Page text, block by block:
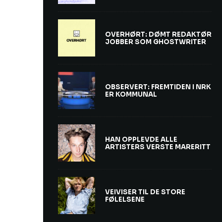
OVERHØRT: DØMT REDAKTØR
JOBBER SOM GHOSTWRITER
OBSERVERT: FREMTIDEN I NRK
ER KOMMUNAL
HAN OPPLEVDE ALLE
ARTISTERS VERSTE MARERITT
VEIVISER TIL DE STORE
FØLELSENE